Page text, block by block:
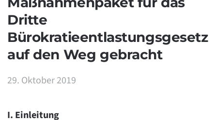
Dritte
Bürokratieentlastungsgesetz
auf den Weg gebracht
29. Oktober 2019
I. Einleitung